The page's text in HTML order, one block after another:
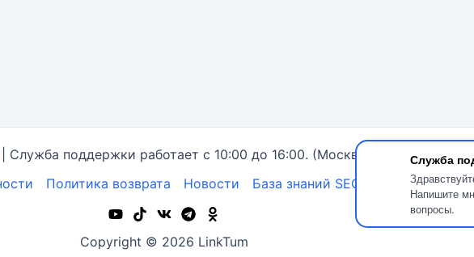
Служба
Напишите
вопросы.
| Служба поддержки работает с 10:00 до 16:00. (Москва). Суббота -
Политика возврата Новости База знаний SEO Новости в
Copyright © 2026 LinkTum